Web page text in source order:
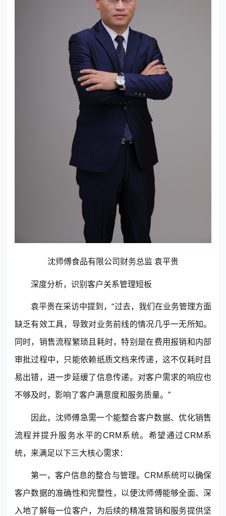
沈师傅食品有限公司财务总监 袁平贵
深度分析，识别客户关系管理短板
袁平贵在采访中提到，“过去，我们在业务管理方面
缺乏有效工具，导致对业务前线的情况几乎一无所知。
同时，销售流程繁琐且耗时，特别是在费用报销和内部
审批过程中，只能依赖纸质文档来传递，这不仅耗时且
易出错，进一步延缓了信息传递。对客户需求的响应也
不够及时，影响了客户满意度和服务质量。”
因此，沈师傅急需一个能整合客户数据、优化销售
流程并提升服务水平的CRM 系统。希望通过CRM系
统，来满足以下三大核心需求：
第一，客户信息的整合与管理。CRM系统可以确保
客户数据的准确性和完整性，以便沈师傅能够全面、深
入地了解每一位客户，为后续的精准营销和服务提供坚